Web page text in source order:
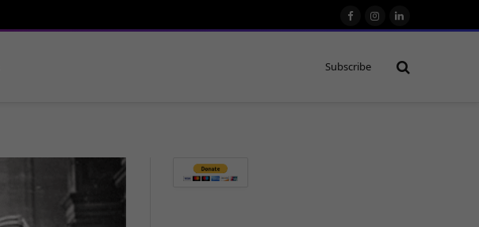
FacebookInstagram
LinkedIn
Subscribe